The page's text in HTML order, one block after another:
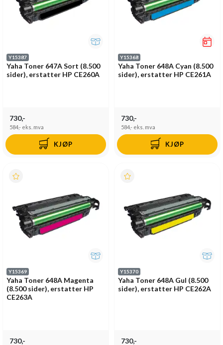
Y15387
Yaha Toner 647A Sort (8.500
sider), erstatter HP CE260A
730,-
584,- eks. mva
KJØP
Y15368
Yaha Toner 648A Cyan (8.500
sider), erstatter HP CE261A
730,-
584,- eks. mva
KJØP
Y15369
Yaha Toner 648A Magenta
(8.500 sider), erstatter HP
CE263A
730,-
Y15370
Yaha Toner 648A Gul (8.500
sider), erstatter HP CE262A
730,-